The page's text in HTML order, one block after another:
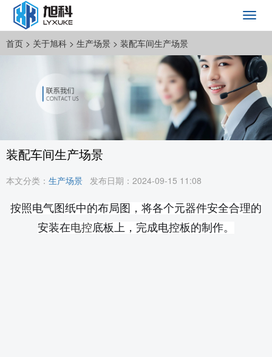
首页 > 关于旭科 > 生产场景 > 装配车间生产场景
装配车间生产场景
本文分类： 生产场景 发布日期：2024-09-15 11:08
按照电气图纸中的布局图，将各个元器件安全合理的
安装在电控底板上，完成电控板的制作。